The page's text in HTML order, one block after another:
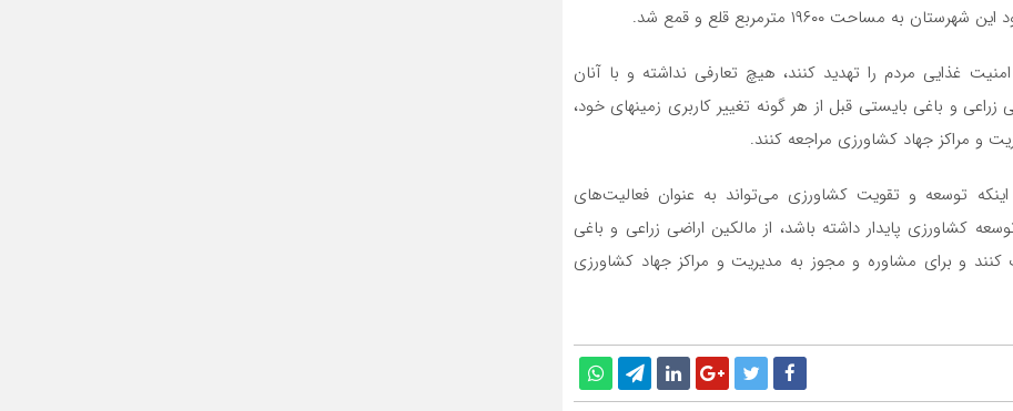
۱۹۶۰۰ مترمربع قلع و قمع شد.
غذایی مردم را تهدید کنند، هیچ تعارفی نداشته و با آنان
و باغی بایستی قبل از هر گونه تغییر کاربری زمینهای خود،
و مراکز جهاد کشاورزی مراجعه کنند.
توسعه و تقویت کشاورزی می‌تواند به عنوان فعالیت‌های
کشاورزی پایدار داشته باشد، از مالکین اراضی زراعی و باغی
و برای مشاوره و مجوز به مدیریت و مراکز جهاد کشاورزی